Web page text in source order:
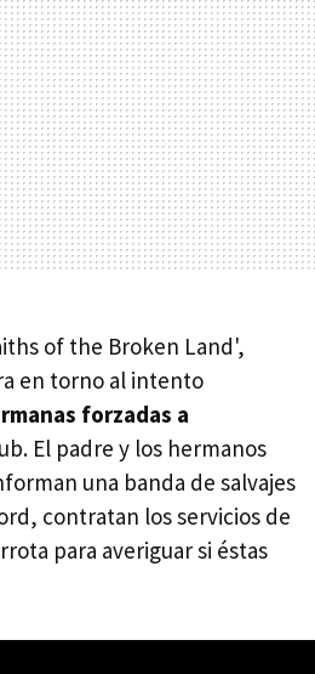
of the Broken Land',
en torno al intento
forzadas a
El padre y los hermanos
una banda de salvajes
contratan los servicios de
para averiguar si éstas